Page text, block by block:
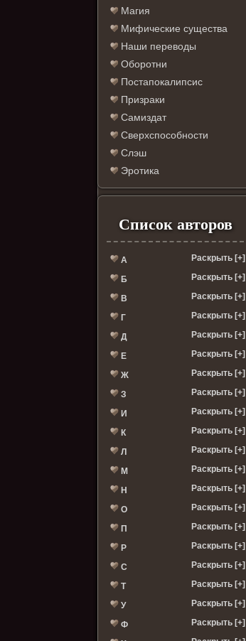
Магия
Мифические существа
Наши переводы
Оборотни
Постапокалипсис
Призраки
Самиздат
Сверхспособности
Слэш
Эротика
Список авторов
А Раскрыть [+]
Б Раскрыть [+]
В Раскрыть [+]
Г Раскрыть [+]
Д Раскрыть [+]
Е Раскрыть [+]
Ж Раскрыть [+]
З Раскрыть [+]
И Раскрыть [+]
К Раскрыть [+]
Л Раскрыть [+]
М Раскрыть [+]
Н Раскрыть [+]
О Раскрыть [+]
П Раскрыть [+]
Р Раскрыть [+]
С Раскрыть [+]
Т Раскрыть [+]
У Раскрыть [+]
Ф Раскрыть [+]